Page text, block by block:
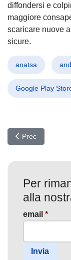
diffondersi e
maggiore
scaricare nuove
sicure.
anatsa
Google Play
Articolo
Prec
Per
alla
email *
Invia